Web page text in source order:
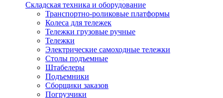
Складская техника и оборудование
Транспортно-роликовые платформы
Колеса для тележек
Тележки грузовые ручные
Тележки
Электрические самоходные тележки
Столы подъемные
Штабелеры
Подъемники
Сборщики заказов
Погрузчики